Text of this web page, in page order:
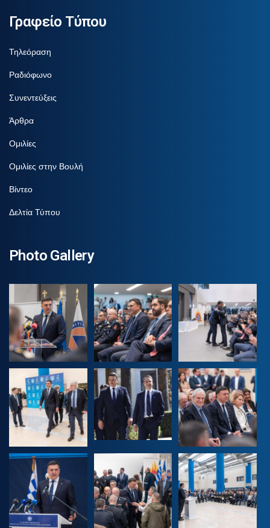
Γραφείο Τύπου
Τηλεόραση
Ραδιόφωνο
Συνεντεύξεις
Άρθρα
Ομιλίες
Ομιλίες στην Βουλή
Βίντεο
Δελτία Τύπου
Photo Gallery